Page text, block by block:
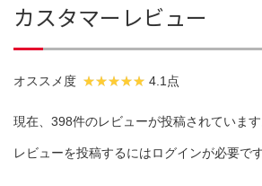
カスタマーレビュー
オススメ度 4.1点
現在、398件のレビューが投稿されています
レビューを投稿するにはログインが必要です